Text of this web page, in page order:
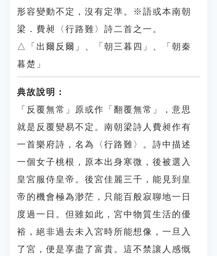
形容變動不定，沒有定準。※語或本南朝
梁．費昶〈行路難〉詩二首之一。
△「出爾反爾」、「朝三暮四」、「朝秦
暮楚」
典故說明：
「反覆無常」原或作「翻覆無常」，意思
就是反覆變易不定。南朝梁詩人費昶作有
一首樂府詩，名為〈行路難〉。詩中描述
一個女子桃根，原本出身寒微，後被選入
皇宮服侍皇帝。後宮佳麗三千，能見到皇
帝的機會極為渺茫，只能百般寂聊地一日
度過一日。但雖如此，宮中物質生活的優
裕，絕非過去未入宮時所能想像，一旦入
了宮，便是享盡了富貴。這不禁讓人感慨